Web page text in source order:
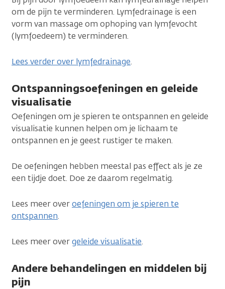
om de pijn te verminderen. Lymfedrainage is een
vorm van massage om ophoping van lymfevocht
(lymfoedeem) te verminderen.
Lees verder over lymfedrainage.
Ontspanningsoefeningen en geleide
visualisatie
Oefeningen om je spieren te ontspannen en geleide
visualisatie kunnen helpen om je lichaam te
ontspannen en je geest rustiger te maken.
De oefeningen hebben meestal pas effect als je ze
een tijdje doet. Doe ze daarom regelmatig.
Lees meer overoefeningen om je spieren te
ontspannen.
Lees meer overgeleide visualisatie.
Andere behandelingen en middelen bij
pijn